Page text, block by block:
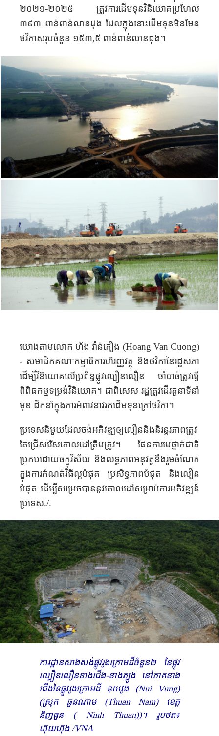
២០២១-២០២៥ ត្រូវការដើមទុន​វិនិយោគប្រហែល
៣៩៣ ពាន់ពាន់លានដុង ដែលក្នុងនោះដើមទុនមិនមែន
ថវិកាសរុបចំនួន ១៥៣,៥ ពាន់ពាន់លានដុង។
យោងតាមលោក ហ័ង វ៉ាន់​កឿង (Hoang Van Cuong)
- សមាជិកគណៈកម្មាធិការហិរញ្ញវត្ថុ និងថវិកានៃរដ្ឋសភា
ដើម្បីវិនិយោគលើប្រព័ន្ធផ្លូវល្បឿនលឿន ចាំបាច់ត្រូវធ្វើ
ពិពិធកម្មទម្រង់វិនិយោគ។ ជាពិសេស រដ្ឋត្រូវដើរតួនាទីនាំ
មុខ ដឹកនាំក្នុងការអំពាវនាវរកដើមទុនក្រៅថវិកា។
​ប្រទេសនិមួយ​ដែល​ចង់​អភិវឌ្ឍឲ្យ​​លឿន​និង​និរន្តរភាព​ត្រូវ​
តែ​ជ្រើសរើស​គោលដៅ​ត្រឹម​ត្រូវ។ ផែនការមេថ្នាក់ជាតិ
ប្រកបដោយចក្ខុវិស័យ និងលទ្ធភាពអនុវត្តនឹងរួមចំណែក
ក្នុងការកំណត់វិធីល្អបំផុត ប្រសិទ្ធភាពបំផុត និងលឿន
បំផុត ដើម្បីសម្រេចបាននូវគោលដៅសម្រាប់ការអភិវឌ្ឍន៍
ប្រទេស./.
ការដ្ឋានសាងសង់ផ្លូវរូងក្រោមដីចំនួន២ នៃផ្លូវ
ល្បឿនលឿនខាងជើង-ខាងត្បូង នៅភាគខាង
ជើងនៃផ្លូវរូងក្រោមដី នុយវូង (Nui Vung)
(ស្រុក ធួនណាម (Thuan Nam) ខេត្ត
និញធួន ( Ninh Thuan))។ រូបថត៖
ហ៊ុយហ៊ុង /VNA